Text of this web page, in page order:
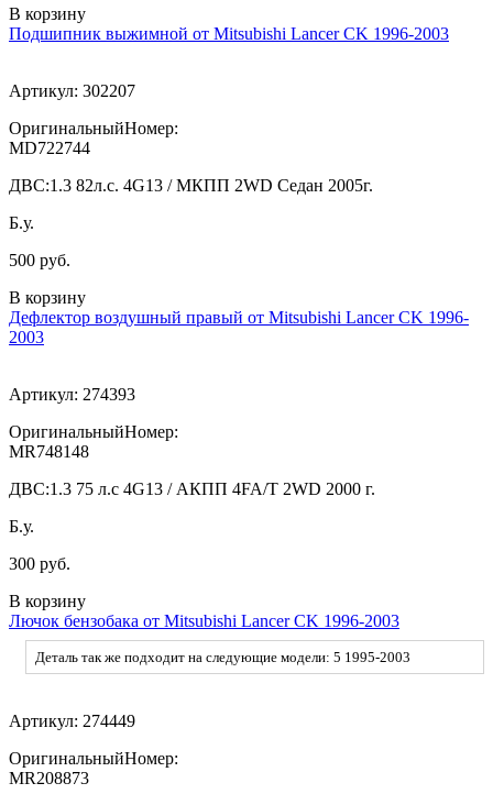
В корзину
Подшипник выжимной от Mitsubishi Lancer CK 1996-2003
Артикул: 302207
ОригинальныйНомер:
MD722744
ДВС:1.3 82л.с. 4G13 / МКПП 2WD Седан 2005г.
Б.у.
500 руб.
В корзину
Дефлектор воздушный правый от Mitsubishi Lancer CK 1996-
2003
Артикул: 274393
ОригинальныйНомер:
MR748148
ДВС:1.3 75 л.с 4G13 / АКПП 4FA/T 2WD 2000 г.
Б.у.
300 руб.
В корзину
Лючок бензобака от Mitsubishi Lancer CK 1996-2003
Деталь так же подходит на следующие модели: 5 1995-2003
Артикул: 274449
ОригинальныйНомер:
MR208873